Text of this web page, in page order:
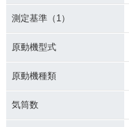
ェンジ
測定基準（1）
原動機型式
原動機種類
気筒数